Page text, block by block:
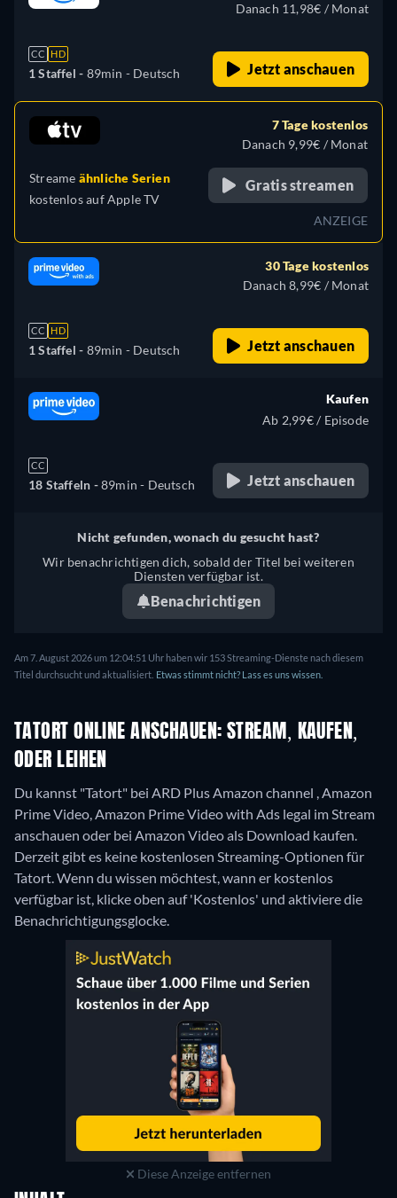
CC HD
1 Staffel - 89min - Deutsch
Danach 11,98€ / Monat
Jetzt anschauen
Streame ähnliche Serien
kostenlos aufApple TV
7 Tage kostenlos
Danach 9,99€ / Monat
Gratis streamen
ANZEIGE
CC HD
1 Staffel - 89min - Deutsch
30 Tage kostenlos
Danach 8,99€ / Monat
Jetzt anschauen
CC
18 Staffeln -89min - Deutsch
Kaufen
Ab 2,99€ / Episode
Jetzt anschauen
Nicht gefunden, wonach du gesucht hast?
Wir benachrichtigen dich, sobald der Titel bei weiteren
Diensten verfügbar ist.
Benachrichtigen
Am 7. August 2026 um 12:04:51 Uhr haben wir 153 Streaming-Dienste nach diesem
Titel durchsucht und aktualisiert. Etwas stimmt nicht? Lass es uns wissen.
TATORT ONLINE ANSCHAUEN: STREAM, KAUFEN,
ODER LEIHEN
Du kannst "Tatort" bei ARD Plus Amazon channel , Amazon
Prime Video, Amazon Prime Video with Ads legal im Stream
anschauen oder bei Amazon Video als Download kaufen.
Derzeit gibt es keine kostenlosen Streaming-Optionen für
Tatort. Wenn du wissen möchtest, wann er kostenlos
verfügbar ist, klicke oben auf 'Kostenlos' und aktiviere die
Benachrichtigungsglocke.
Diese Anzeige entfernen